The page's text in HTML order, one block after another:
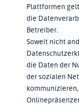
Plattformen
die
Betreiber.
Soweit nicht
die Daten der
der sozialen